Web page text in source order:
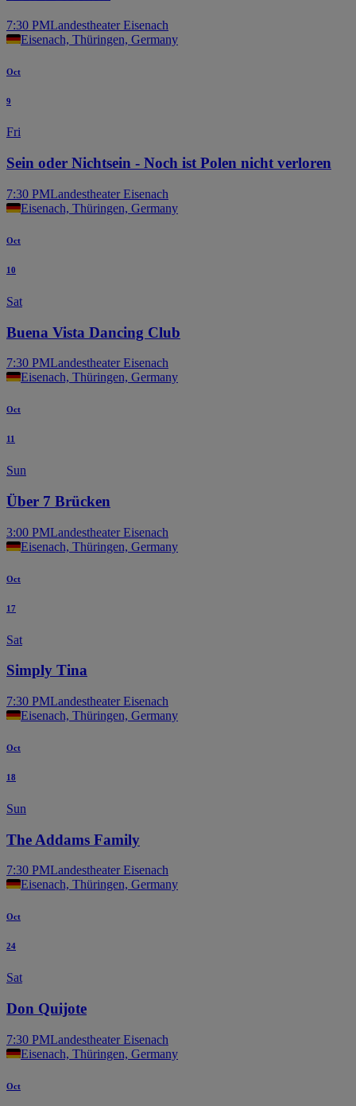
7:30 PMLandestheater Eisenach
Eisenach, Thüringen, Germany
Oct
9
Fri
Sein oder Nichtsein - Noch ist Polen nicht verloren
7:30 PMLandestheater Eisenach
Eisenach, Thüringen, Germany
Oct
10
Sat
Buena Vista Dancing Club
7:30 PMLandestheater Eisenach
Eisenach, Thüringen, Germany
Oct
11
Sun
Über 7 Brücken
3:00 PMLandestheater Eisenach
Eisenach, Thüringen, Germany
Oct
17
Sat
Simply Tina
7:30 PMLandestheater Eisenach
Eisenach, Thüringen, Germany
Oct
18
Sun
The Addams Family
7:30 PMLandestheater Eisenach
Eisenach, Thüringen, Germany
Oct
24
Sat
Don Quijote
7:30 PMLandestheater Eisenach
Eisenach, Thüringen, Germany
Oct